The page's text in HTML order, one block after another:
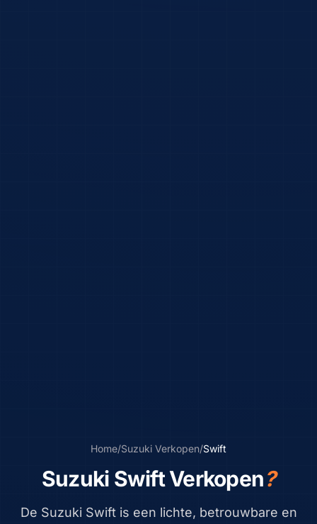
Home/Suzuki Verkopen/Swift
Suzuki Swift Verkopen?
De Suzuki Swift is een lichte, betrouwbare en